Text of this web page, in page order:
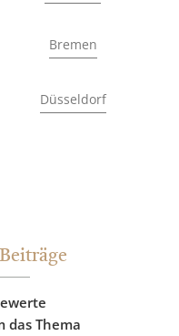
Bremen
Düsseldorf
das Thema